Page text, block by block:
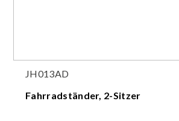
JH013AD
Fahrradständer, 2-Sitzer